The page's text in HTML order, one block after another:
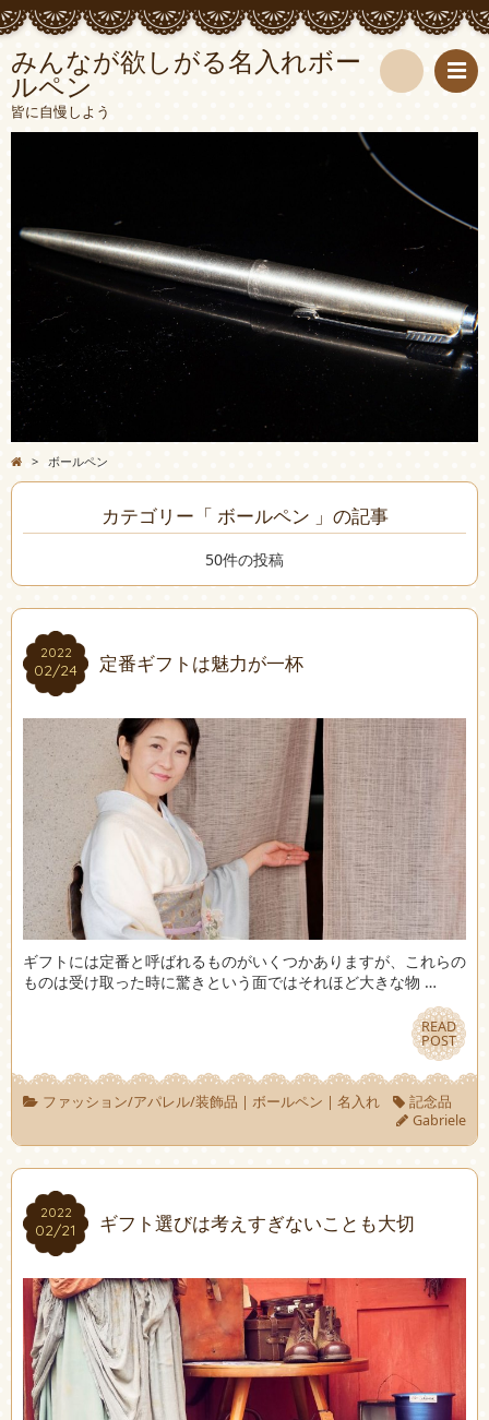
みんなが欲しがる名入れボー
ルペン
皆に自慢しよう
索
> ボールペン
カテゴリー「 ボールペン 」の記事
50件の投稿
2022
02/24
2022
02/24 定番ギフトは魅力が一杯
ギフトには定番と呼ばれるものがいくつかありますが、これらの
ものは受け取った時に驚きという面ではそれほど大きな物 …
READ
POST
READ
POST
ファッション/アパレル/装飾品 | ボールペン | 名入れ
記念品
Gabriele
2022
02/21
2022
02/21 ギフト選びは考えすぎないことも大切